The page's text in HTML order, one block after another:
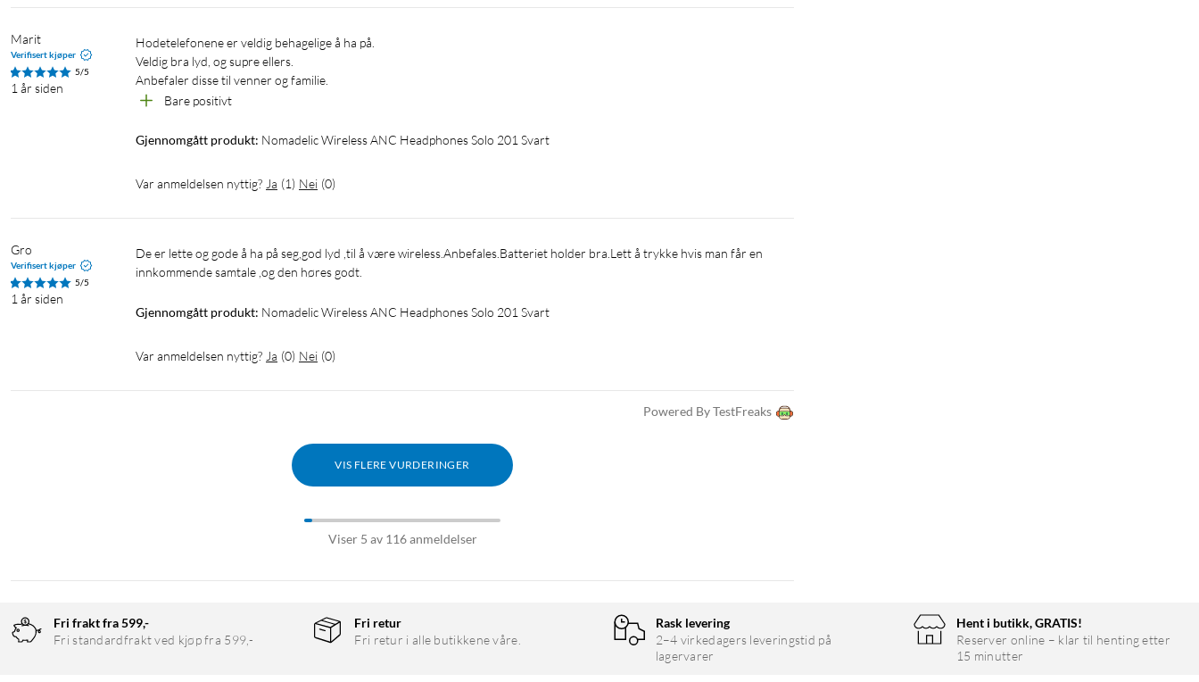
ANC Kontorheadset
Marit
Verifisert kjøper
5/5
1 år siden
Hodetelefonene er veldig behagelige å ha på.
Veldig bra lyd, og supre ellers.
Anbefaler disse til venner og familie.
Bare positivt
Gjennomgått produkt: Nomadelic Wireless ANC Headphones Solo 201 Svart
Var anmeldelsen nyttig? Ja (1) Nei (0)
Gro
Verifisert kjøper
5/5
1 år siden
De er lette og gode å ha på seg,god lyd ,til å være wireless.Anbefales.Batteriet holder bra.Lett å trykke hvis man får en
innkommende samtale ,og den høres godt.
Gjennomgått produkt: Nomadelic Wireless ANC Headphones Solo 201 Svart
Var anmeldelsen nyttig? Ja (0) Nei (0)
Powered By TestFreaks
VIS FLERE VURDERINGER
Viser 5 av 116 anmeldelser
Fri frakt fra 599,-
Fri standardfrakt ved kjøp fra 599,-
Fri retur
Fri retur i alle butikkene våre.
Rask levering
2–4 virkedagers leveringstid på
lagervarer
Hent i butikk, GRATIS!
Reserver online – klar til henting etter
15 minutter